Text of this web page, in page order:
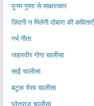
पूनम गुप्ता से साक्षात्कार
ज़िंदगी न मिलेगी दोबारा की कविताएँ
गर्भ गीता
जहारवीर गोगा चालीसा
साईं चालीसा
बटुक भैरव चालीसा
प्रेतराज चालीसा